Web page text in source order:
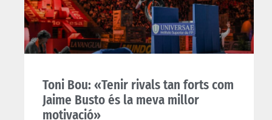
Toni Bou: «Tenir rivals tan forts com
Jaime Busto és la meva millor
motivació»